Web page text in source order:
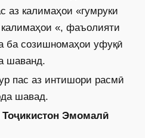
аз калимаҳои «гумруки
«, фаъолияти
ба созишномаҳои уфуқӣ
шаванд.
пас аз интишори расмӣ
шавад.
Эмомалӣ